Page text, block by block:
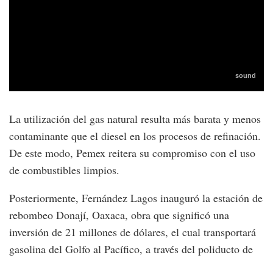
La utilización del gas natural resulta más barata y menos
contaminante que el diesel en los procesos de refinación.
De este modo, Pemex reitera su compromiso con el uso
de combustibles limpios.
Posteriormente, Fernández Lagos inauguró la estación de
rebombeo Donají, Oaxaca, obra que significó una
inversión de 21 millones de dólares, el cual transportará
gasolina del Golfo al Pacífico, a través del poliducto de